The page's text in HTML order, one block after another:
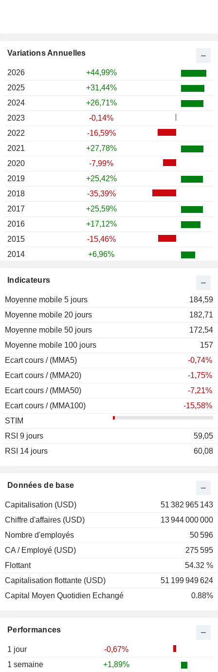
Performances
1 jour
-0,67%
1 semaine
+1,89%
Données de base
Capitalisation (USD)
51 382 965 143
Chiffre d'affaires (USD)
13 944 000 000
Nombre d'employés
50 596
CA / Employé (USD)
275 595
Flottant
54.32 %
Capitalisation flottante (USD)
51 199 949 624
Capital Moyen Quotidien Echangé
0.88%
Indicateurs
Moyenne mobile 5 jours
184,59
Moyenne mobile 20 jours
182,71
Moyenne mobile 50 jours
172,54
Moyenne mobile 100 jours
157
Ecart cours / (MMA5)
-0,74%
Ecart cours / (MMA20)
-1,75%
Ecart cours / (MMA50)
-7,21%
Ecart cours / (MMA100)
-15,58%
STIM
RSI 9 jours
59,05
RSI 14 jours
60,08
Variations Annuelles
2026
+44,99%
2025
+31,44%
2024
+26,71%
2023
-0,14%
2022
-16,59%
2021
+27,78%
2020
-7,99%
2019
+25,42%
2018
-35,39%
2017
+25,59%
2016
+17,12%
2015
-15,46%
2014
+6,96%
2012
2011
-13,01%
2010
+6,43%
2009
+10,70%
2008
-51,56%
2007
2006
2005
2004
2003
+33,54%
2002
2001
1999
1997
1992
+36,19%
1991
+84,23%
1989
1988
+32,50%
1987
-14,44%